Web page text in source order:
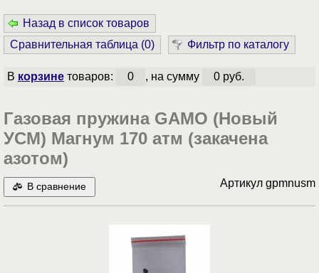
Назад в список товаров
Сравнительная таблица (0) Фильтр по каталогу
В корзинетоваров: 0 , на сумму 0 руб.
Газовая пружина GAMO (Новый
УСМ) Магнум 170 атм (закачена
азотом)
В сравнение Артикул gpmnusm